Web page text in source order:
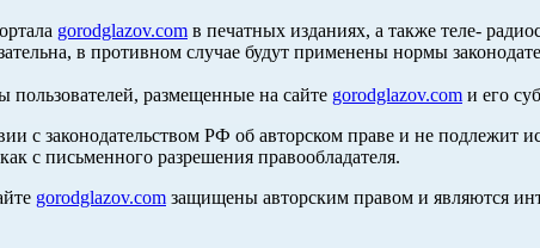
gorodglazov.com в печатных изданиях, а также теле-
в противном случае будут применены нормы
пользователей, размещенные на сайте gorodglazov.com и его
с законодательством РФ об авторском праве и не
с письменного разрешения правообладателя.
gorodglazov.com защищены авторским правом и являются